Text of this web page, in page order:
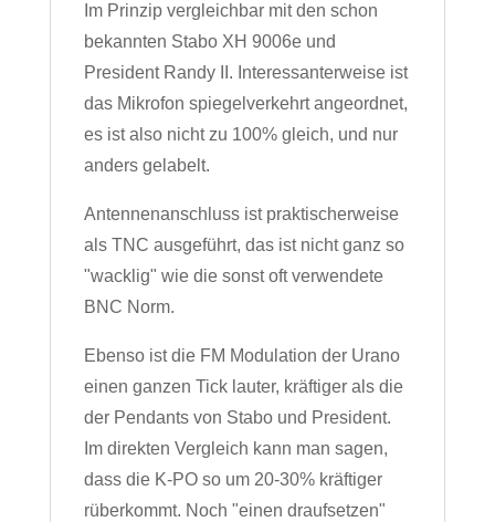
Im Prinzip vergleichbar mit den schon
bekannten Stabo XH 9006e und
President Randy II. Interessanterweise ist
das Mikrofon spiegelverkehrt angeordnet,
es ist also nicht zu 100% gleich, und nur
anders gelabelt.
Antennenanschluss ist praktischerweise
als TNC ausgeführt, das ist nicht ganz so
"wacklig" wie die sonst oft verwendete
BNC Norm.
Ebenso ist die FM Modulation der Urano
einen ganzen Tick lauter, kräftiger als die
der Pendants von Stabo und President.
Im direkten Vergleich kann man sagen,
dass die K-PO so um 20-30% kräftiger
rüberkommt. Noch "einen draufsetzen"